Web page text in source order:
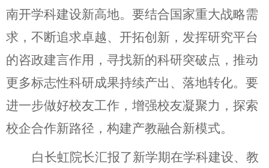
南开学科建设新高地。要结合国家重大战略需
求，不断追求卓越、开拓创新，发挥研究平台
的咨政建言作用，寻找新的科研突破点，推动
更多标志性科研成果持续产出、落地转化。要
进一步做好校友工作，增强校友凝聚力，探索
校企合作新路径，构建产教融合新模式。
白长虹院长汇报了新学期在学科建设、教